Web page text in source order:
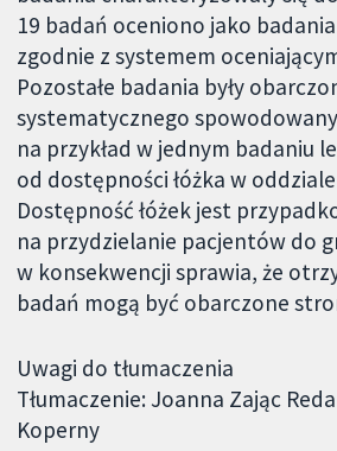
19 badań oceniono jako
zgodnie z systemem
Pozostałe badania były
systematycznego
na przykład w jednym badaniu
od dostępności łóżka w
Dostępność łóżek jest
na przydzielanie pacjentów do
w konsekwencji sprawia, że
badań mogą być obarczone
Uwagi do tłumaczenia
Tłumaczenie: Joanna Zając
Koperny